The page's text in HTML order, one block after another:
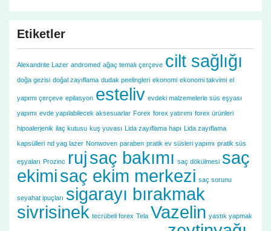
Etiketler
Alexandrite Lazer andromed ağaç temalı çerçeve cilt sağlığı
doğa gezisi doğal zayıflama dudak peelingleri ekonomi ekonomi takvimi el
yapımı çerçeve epilasyon esteliv evdeki malzemelerle süs eşyası
yapımı evde yapılabilecek aksesuarlar Forex forex yatırımı forex ürünleri
hipoalerjenik ilaç kutusu kuş yuvası Lida zayıflama hapı Lida zayıflama
kapsülleri nd yag lazer Nonwoven paraben pratik ev süsleri yapımı pratik süs
eşyaları Prozinc rujsaç bakımı saç dökülmesi saç
ekimisaç ekim merkezi saç sorunu
seyahat ipuçları sigarayı bırakmak
sivrisinek tecrübeli forex Tela Vazelin yastık yapmak